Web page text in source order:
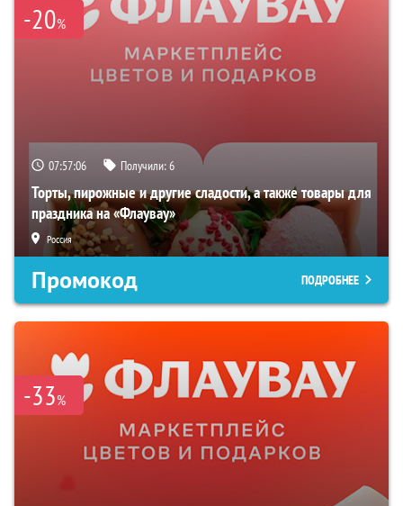
-20%
07:57:06 Получили:6
Торты, пирожные и другие сладости, а также товары для
праздника на «Флаувау»
Россия
Промокод ПОДРОБНЕЕ
-33%